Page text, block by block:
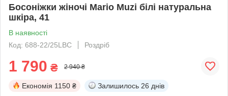
Босоніжки жіночі Mario Muzi білі натуральна
шкіра, 41
В наявності
Код: 688-22/25LBC
Роздріб
1 790 ₴ 2 940 ₴
Економія 1150 ₴ Залишилось 26 днів